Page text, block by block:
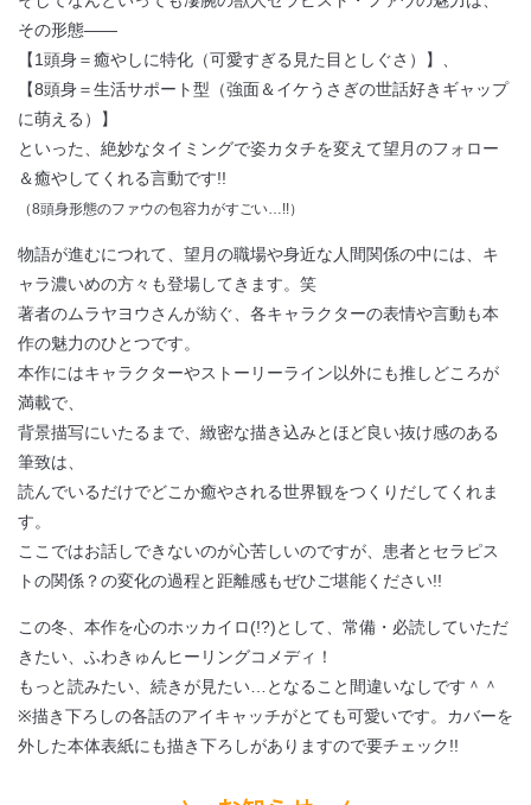
その形態――
【1頭身＝癒やしに特化（可愛すぎる見た目としぐさ）】、
【8頭身＝生活サポート型（強面＆イケうさぎの世話好きギャップ
に萌える）】
といった、絶妙なタイミングで姿カタチを変えて望月のフォロー
＆癒やしてくれる言動です!!
（8頭身形態のファウの包容力がすごい…!!）
物語が進むにつれて、 望月の職場や身近な人間関係の中には、キ
ャラ濃いめの方々も登場してきます。笑
著者のムラヤヨウさんが紡ぐ、各キャラクターの表情や言動も本
作の魅力のひとつです。
本作にはキャラクターやストーリーライン以外にも推しどころが
満載で、
背景描写にいたるまで、緻密な描き込みとほど良い抜け感のある
筆致は、
読んでいるだけでどこか癒やされる世界観をつくりだしてくれま
す。
ここではお話しできないのが心苦しいのですが、 患者とセラピス
トの関係？の変化の過程と距離感もぜひご堪能ください!!
この冬、本作を心のホッカイロ(!?)として、常備・必読していただ
きたい、ふわきゅんヒーリングコメディ！
もっと読みたい、続きが見たい…となること間違いなしです＾＾
※描き下ろしの各話のアイキャッチがとても可愛いです。カバーを
外した本体表紙にも描き下ろしがありますので要チェック!!